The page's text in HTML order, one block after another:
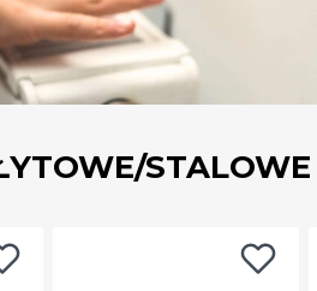
STALOWE